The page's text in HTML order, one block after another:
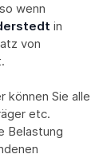
wenn
in
von
können Sie alle
etc.
Belastung